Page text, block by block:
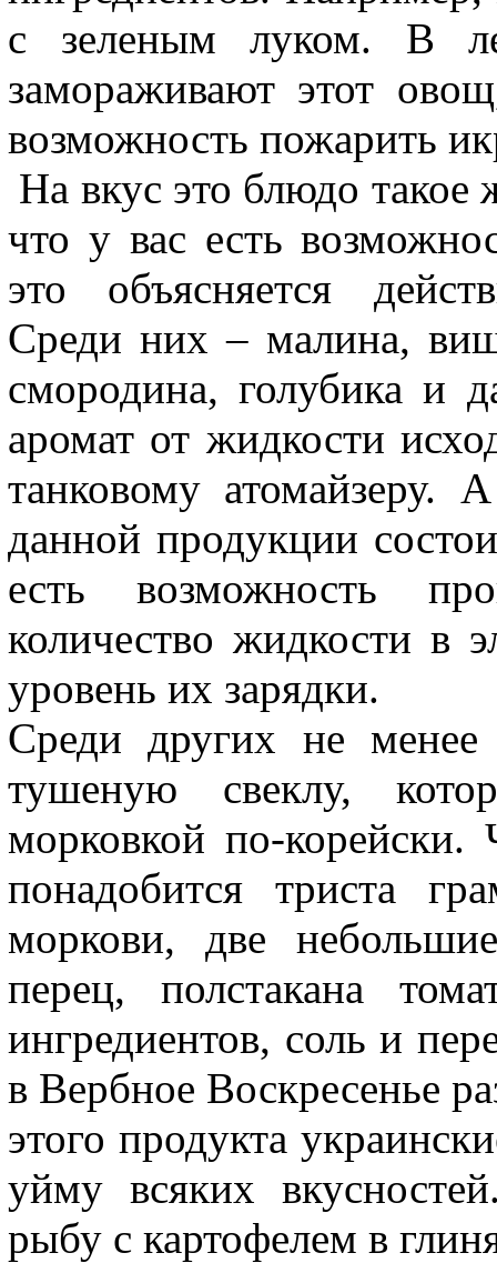
с зеленым луком. В
замораживают этот
возможность пожарить
На вкус это блюдо
что у вас есть
это объясняется
Среди них – малина,
смородина, голубика и
аромат от жидкости
танковому атомайзеру.
данной продукции
есть возможность
количество жидкости в
уровень их зарядки.
Среди других не
тушеную свеклу,
морковкой по-корейски.
понадобится триста
моркови, две
перец, полстакана
ингредиентов, соль и
в Вербное Воскресенье
этого продукта
уйму всяких
рыбу с картофелем в